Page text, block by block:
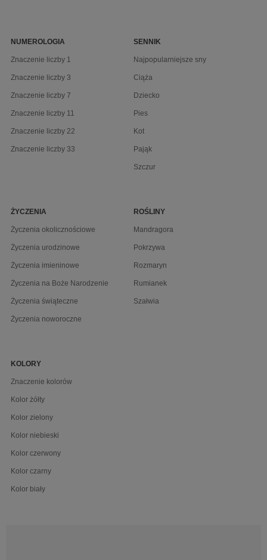
NUMEROLOGIA
Znaczenie liczby 1
Znaczenie liczby 3
Znaczenie liczby 7
Znaczenie liczby 11
Znaczenie liczby 22
Znaczenie liczby 33
SENNIK
Najpopularniejsze sny
Ciąża
Dziecko
Pies
Kot
Pająk
Szczur
ŻYCZENIA
Życzenia okolicznościowe
Życzenia urodzinowe
Życzenia imieninowe
Życzenia na Boże Narodzenie
Życzenia świąteczne
Życzenia noworoczne
ROŚLINY
Mandragora
Pokrzywa
Rozmaryn
Rumianek
Szałwia
KOLORY
Znaczenie kolorów
Kolor żółty
Kolor zielony
Kolor niebieski
Kolor czerwony
Kolor czarny
Kolor biały